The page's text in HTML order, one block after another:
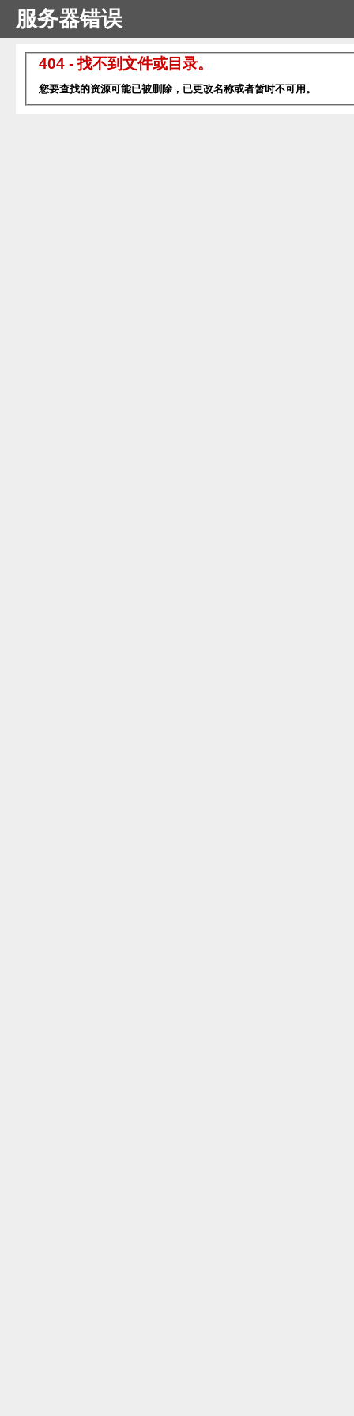
服务器错误
404 - 找不到文件或目录。
您要查找的资源可能已被删除，已更改名称或者暂时不可用。